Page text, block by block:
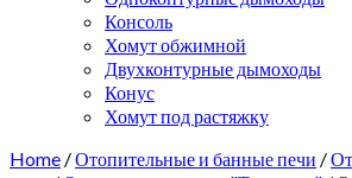
Консоль
Хомут обжимной
Двухконтурные дымоходы
Конус
Хомут под растяжку
Home /Отопительные и банные печи /